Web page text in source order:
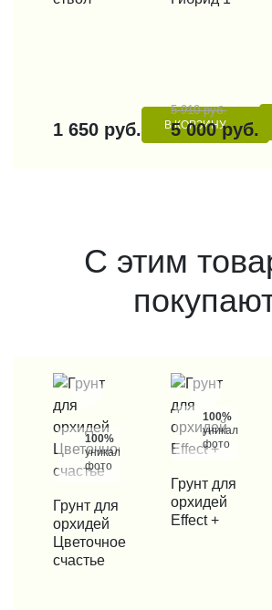
1 650 руб. В КОРЗИНУ
5 910 руб.
5 000 руб.
С этим
100%
уникальные
фото
КУПИТЬ В 1 КЛИК
Грунт для
орхидей
Цветочное
счастье
100%
уникальные
фото
КУПИТЬ В 1 КЛИК
Грунт для
орхидей
Effect +